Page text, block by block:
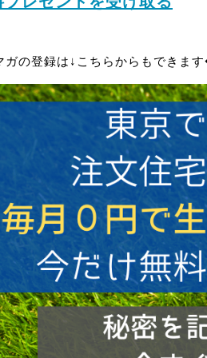
の登録は↓こちらからもできま